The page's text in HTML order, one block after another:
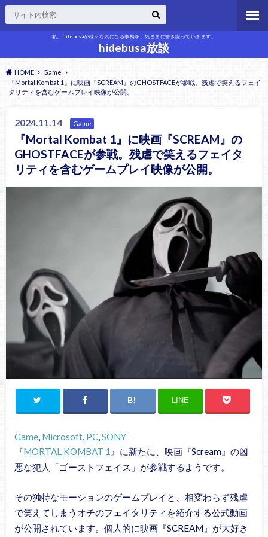
私、hidebusaが様々な気になる事柄を、気ままに書き綴っていきます。
hidebusa放談
HOME
Game
『Mortal Kombat 1』に映画『SCREAM』のGHOSTFACEが参戦。残虐で笑えるフェイ
タリティを含むゲームプレイ映像が公開。
2024.11.14 Game
『Mortal Kombat 1』に映画『SCREAM』の
GHOSTFACEが参戦。残虐で笑えるフェイタ
リティを含むゲームプレイ映像が公開。
LINE
Game, Microsoft, PC, SONY
『MORTAL KOMBAT 1 』に新たに、映画『Scream』の凶
悪な犯人「ゴーストフェイス」が参戦するようです。
その独特なモーションのゲームプレイと、相変わらず残虐
で笑えてしまうオチのフェイタリティを紹介する公式動画
が公開されています。個人的に映画『SCREAM』が大好き